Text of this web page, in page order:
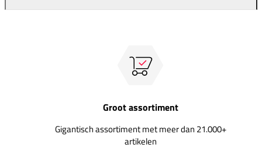
Groot assortiment
Gigantisch assortiment met meer dan 21.000+
artikelen